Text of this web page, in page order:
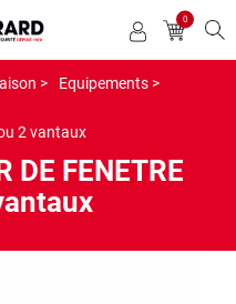
0
>
Equipements >
2 vantaux
DE FENETRE